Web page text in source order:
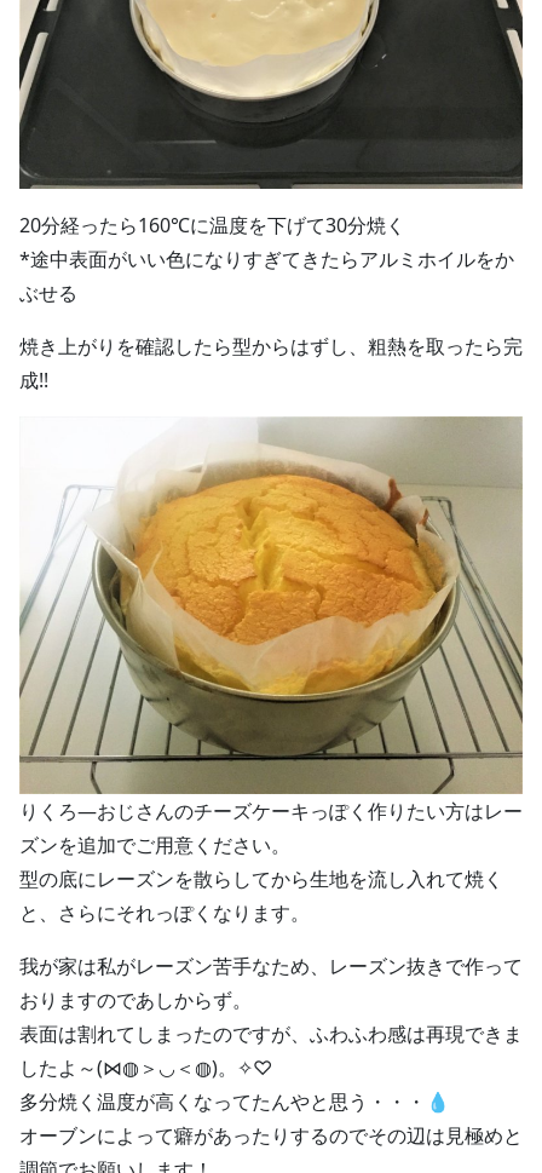
20分経ったら160℃に温度を下げて30分焼く
*途中表面がいい色になりすぎてきたらアルミホイルをか
ぶせる
焼き上がりを確認したら型からはずし、粗熱を取ったら完
成!!
りくろ―おじさんのチーズケーキっぽく作りたい方はレー
ズンを追加でご用意ください。
型の底にレーズンを散らしてから生地を流し入れて焼く
と、さらにそれっぽくなります。
我が家は私がレーズン苦手なため、レーズン抜きで作って
おりますのであしからず。
表面は割れてしまったのですが、ふわふわ感は再現できま
したよ～(⋈◍＞◡＜◍)。✧♡
多分焼く温度が高くなってたんやと思う・・・💧
オーブンによって癖があったりするのでその辺は見極めと